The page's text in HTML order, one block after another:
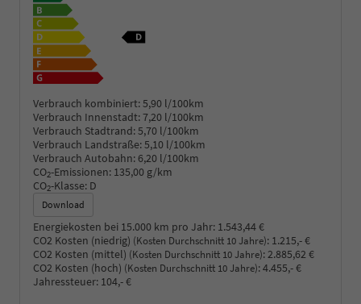
Verbrauch kombiniert:5,90 l/100km
Verbrauch Innenstadt:7,20 l/100km
Verbrauch Stadtrand:5,70 l/100km
Verbrauch Landstraße:5,10 l/100km
Verbrauch Autobahn: 6,20 l/100km
CO2-Emissionen: 135,00 g/km
CO2-Klasse: D
Download
Energiekosten bei 15.000 km pro Jahr: 1.543,44 €
CO2 Kosten (niedrig) (Kosten Durchschnitt 10 Jahre): 1.215,- €
CO2 Kosten (mittel) (Kosten Durchschnitt 10 Jahre): 2.885,62 €
CO2 Kosten (hoch) (Kosten Durchschnitt 10 Jahre):4.455,- €
Jahressteuer: 104,- €